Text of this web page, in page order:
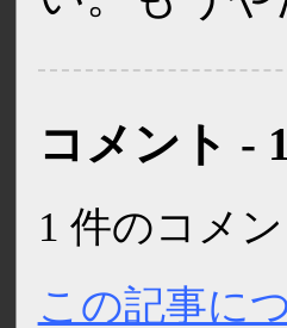
コメント -
1 件のコメ
この記事に